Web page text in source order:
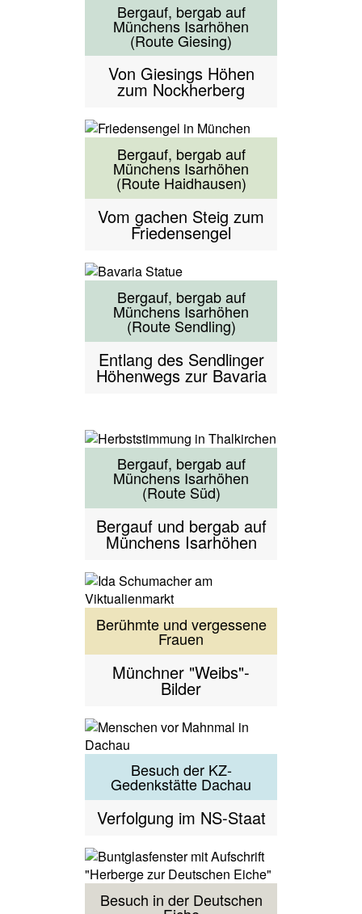
Bergauf, bergab auf
Münchens Isarhöhen
(Route Giesing)
Von Giesings Höhen
zum Nockherberg
Bergauf, bergab auf
Münchens Isarhöhen
(Route Haidhausen)
Vom gachen Steig zum
Friedensengel
Bergauf, bergab auf
Münchens Isarhöhen
(Route Sendling)
Entlang des Sendlinger
Höhenwegs zur Bavaria
Bergauf, bergab auf
Münchens Isarhöhen
(Route Süd)
Bergauf und bergab auf
Münchens Isarhöhen
Berühmte und vergessene
Frauen
Münchner "Weibs"-
Bilder
Besuch der KZ-
Gedenkstätte Dachau
Verfolgung im NS-Staat
Besuch in der Deutschen